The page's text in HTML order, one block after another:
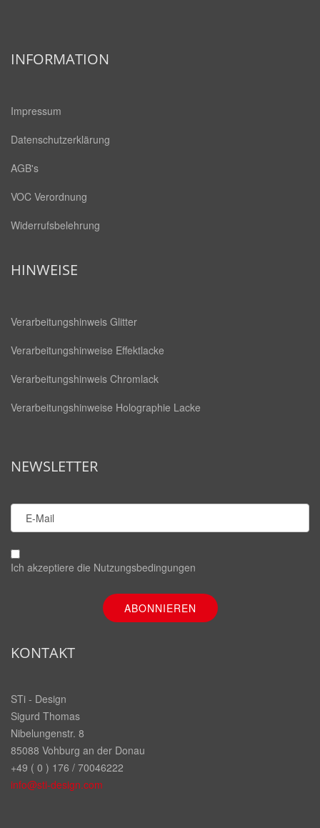
INFORMATION
Impressum
Datenschutzerklärung
AGB's
VOC Verordnung
Widerrufsbelehrung
HINWEISE
Verarbeitungshinweis Glitter
Verarbeitungshinweise Effektlacke
Verarbeitungshinweis Chromlack
Verarbeitungshinweise Holographie Lacke
NEWSLETTER
Ich akzeptiere die Nutzungsbedingungen
KONTAKT
STi - Design
Sigurd Thomas
Nibelungenstr. 8
85088 Vohburg an der Donau
+49 ( 0 ) 176 / 70046222
info@sti-design.com